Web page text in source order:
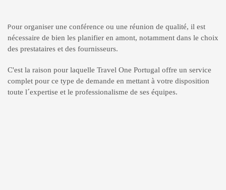
Pour organiser une conférence ou une réunion de qualité, il est
nécessaire de bien les planifier en amont, notamment dans le choix
des prestataires et des fournisseurs.
C'est la raison pour laquelle Travel One Portugal offre un service
complet pour ce type de demande en mettant à votre disposition
toute l´expertise et le professionalisme de ses équipes.